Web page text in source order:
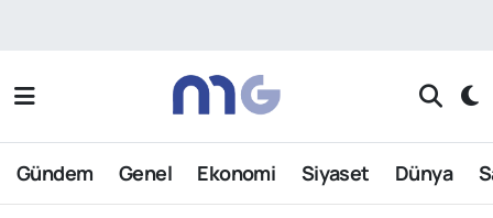
Gündem Genel Ekonomi Siyaset Dünya
Nöbetçi Eczaneler
Hava Durumu